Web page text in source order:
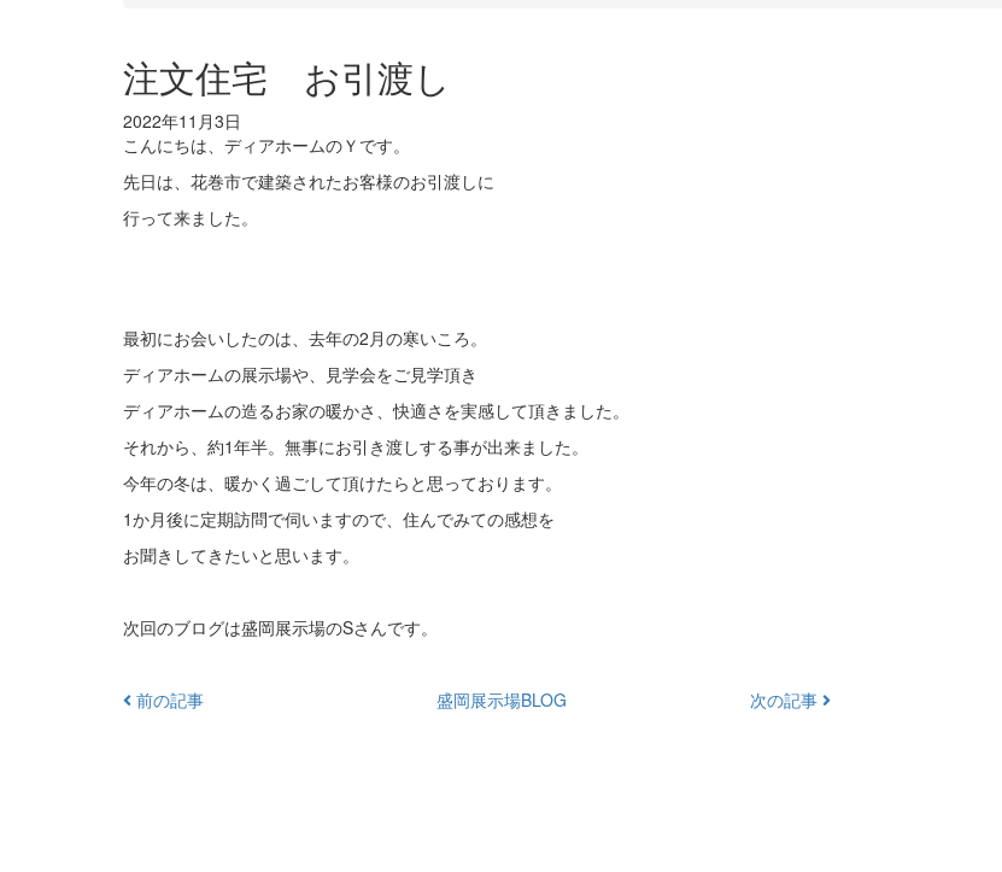
注文住宅 お引渡し
2022年11月3日
こんにちは、ディアホームのＹです。
先日は、花巻市で建築されたお客様のお引渡しに
行って来ました。
最初にお会いしたのは、去年の2月の寒いころ。
ディアホームの展示場や、見学会をご見学頂き
ディアホームの造るお家の暖かさ、快適さを実感して頂きました。
それから、約1年半。無事にお引き渡しする事が出来ました。
今年の冬は、暖かく過ごして頂けたらと思っております。
1か月後に定期訪問で伺いますので、住んでみての感想を
お聞きしてきたいと思います。
次回のブログは盛岡展示場のSさんです。
前の記事 盛岡展示場BLOG 次の記事